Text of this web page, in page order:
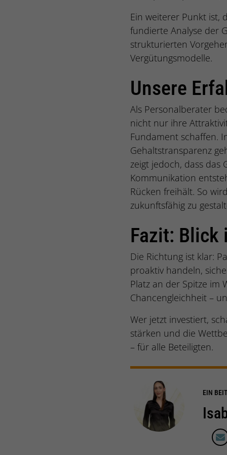
Ein weiterer Punkt ist,
fundierte Analyse der
strukturierten
Vergütungsmodelle.
Unsere
Als Personalberater
nicht nur ihre
Fundament schaffen.
Gehaltstransparenz
zeigt jedoch, dass
Kommunikation
Rücken freihält. So
zukunftsfähig zu
Fazit: Blick
Die Richtung ist klar:
proaktiv handeln,
Platz an der Spitze im
Chancengleichheit –
Wer jetzt investiert,
stärken und die
– für alle Beteiligten.
EIN